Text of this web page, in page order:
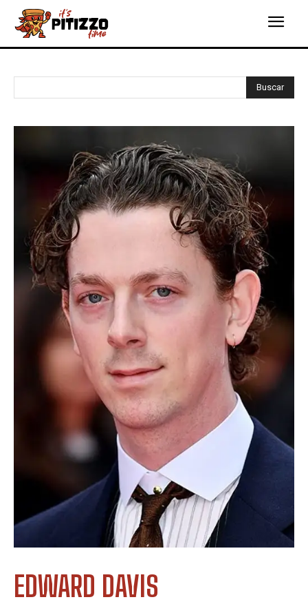
Buscar
EDWARD DAVIS